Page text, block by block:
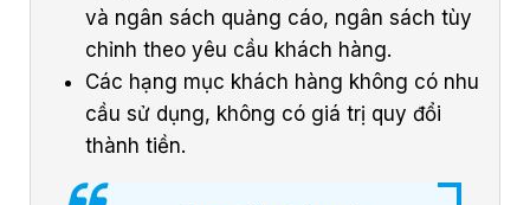
và ngân sách quảng cáo, ngân sách tùy
chỉnh theo yêu cầu khách hàng.
Các hạng mục khách hàng không có nhu
cầu sử dụng, không có giá trị quy đổi
thành tiền.